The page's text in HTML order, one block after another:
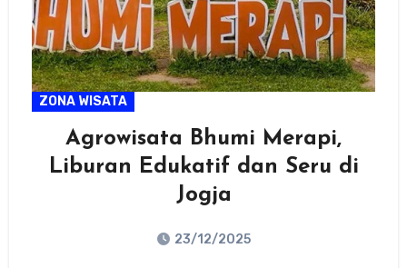
ZONA WISATA
Agrowisata Bhumi Merapi,
Liburan Edukatif dan Seru di
Jogja
23/12/2025